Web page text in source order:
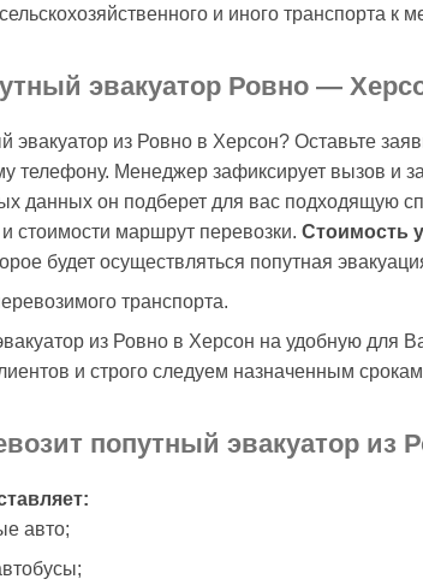
и иного транспорта к
эвакуатор Ровно —
эвакуатор из Ровно в Херсон? Оставьте
телефону. Менеджер зафиксирует вызов и
данных он подберет для вас подходящую
стоимости маршрут перевозки. Стоимость
будет осуществляться попутная
транспорта.
из Ровно в Херсон на удобную для
и строго следуем назначенным
попутный эвакуатор из
авто;